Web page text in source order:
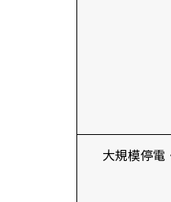
大規模停電